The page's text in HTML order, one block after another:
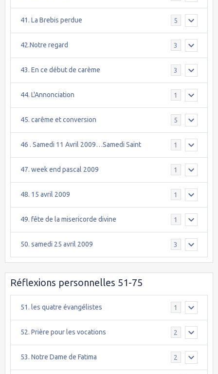
41. La Brebis perdue 5
42.Notre regard 3
43. En ce début de carème 3
44. L'Annonciation 1
45. carême et conversion 5
46 . Samedi 11 Avril 2009…Samedi Saint 1
47. week end pascal 2009 1
48. 15 avril 2009 1
49. fête de la misericorde divine 1
50. samedi 25 avril 2009 3
Réflexions personnelles 51-75
51. les quatre évangélistes 1
52. Prière pour les vocations 2
53. Notre Dame de Fatima 2